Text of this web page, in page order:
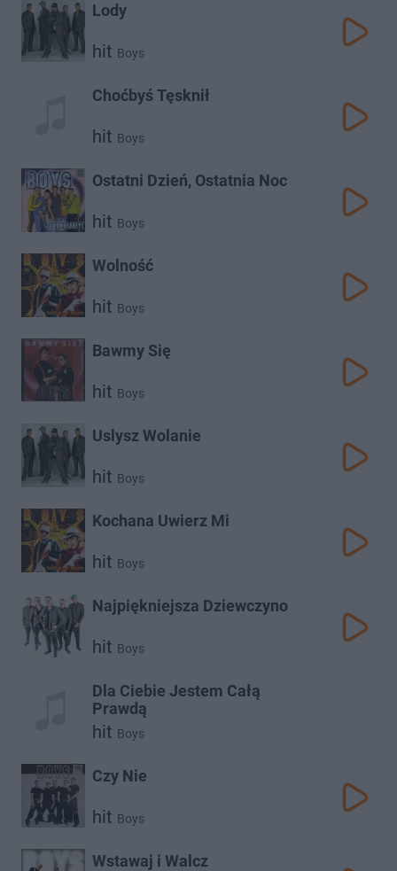
Lody
hit Boys
Choćbyś Tęsknił
hit Boys
Ostatni Dzień, Ostatnia Noc
hit Boys
Wolność
hit Boys
Bawmy Się
hit Boys
Uslysz Wolanie
hit Boys
Kochana Uwierz Mi
hit Boys
Najpiękniejsza Dziewczyno
hit Boys
Dla Ciebie Jestem Całą
Prawdą
hit Boys
Czy Nie
hit Boys
Wstawaj i Walcz